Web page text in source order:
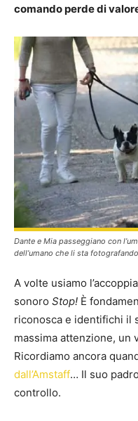
comando perde di
Dante e Mia passeggiano con
dell’umano che li sta fotografando
A volte usiamo
sonoro Stop! È
riconosca e identifichi il
massima attenzione, un
Ricordiamo ancora
dall’Amstaff… Il suo
controllo.